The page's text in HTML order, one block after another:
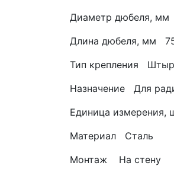
Диаметр дюбеля,
Длина дюбеля, мм
Тип крепления
Назначение Для
Единица измерения,
Материал Сталь
Монтаж На стену